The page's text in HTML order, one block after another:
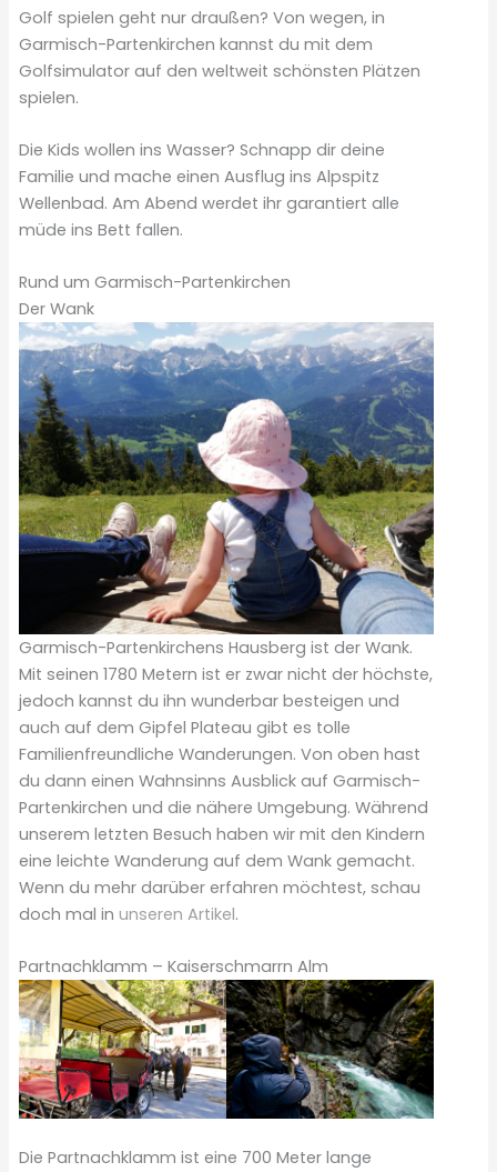
Golf spielen geht nur draußen? Von wegen, in
Garmisch-Partenkirchen kannst du mit dem
Golfsimulator auf den weltweit schönsten Plätzen
spielen.
Die Kids wollen ins Wasser? Schnapp dir deine
Familie und mache einen Ausflug ins Alpspitz
Wellenbad. Am Abend werdet ihr garantiert alle
müde ins Bett fallen.
Rund um Garmisch-Partenkirchen
Der Wank
Garmisch-Partenkirchens Hausberg ist der Wank.
Mit seinen 1780 Metern ist er zwar nicht der höchste,
jedoch kannst du ihn wunderbar besteigen und
auch auf dem Gipfel Plateau gibt es tolle
Familienfreundliche Wanderungen. Von oben hast
du dann einen Wahnsinns Ausblick auf Garmisch-
Partenkirchen und die nähere Umgebung. Während
unserem letzten Besuch haben wir mit den Kindern
eine leichte Wanderung auf dem Wank gemacht.
Wenn du mehr darüber erfahren möchtest, schau
doch mal inunseren Artikel.
Partnachklamm – Kaiserschmarrn Alm
Die Partnachklamm ist eine 700 Meter lange